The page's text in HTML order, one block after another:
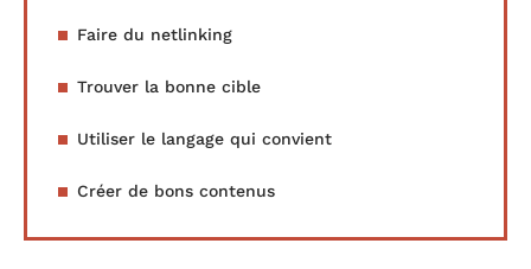
Faire du netlinking
Trouver la bonne cible
Utiliser le langage qui convient
Créer de bons contenus